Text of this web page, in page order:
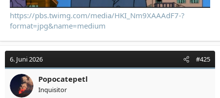
https://pbs.twimg.com/media/HKI_Nm9XAAAdF7-?
format=jpg&name=medium
6. Juni 2026 #425
Popocatepetl
Inquisitor